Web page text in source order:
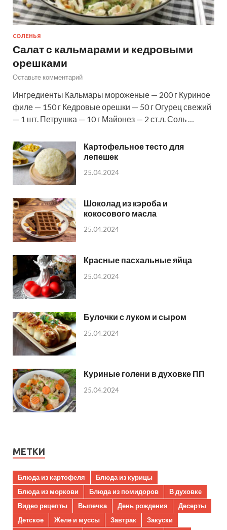
СОЛЕНЬЯ
Салат с кальмарами и кедровыми
орешками
Оставьте комментарий
Ингредиенты Кальмары мороженые — 200 г Куриное
филе — 150 г Кедровые орешки — 50 г Огурец свежий
— 1 шт. Петрушка — 10 г Майонез — 2 ст.л. Соль …
Картофельное тесто для
лепешек
25.04.2024
Шоколад из кэроба и
кокосового масла
25.04.2024
Красные пасхальные яйца
25.04.2024
Булочки с луком и сыром
25.04.2024
Куриные голени в духовке ПП
25.04.2024
МЕТКИ
Блюда из картофеля
Блюда из курицы
Блюда из моркови
Блюда из помидоров
В духовке
Видео рецепты
Выпечка День рождения
Десерты
Детское
Желе и муссы Завтрак
Закуски